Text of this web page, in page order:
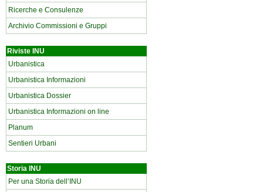
Ricerche e Consulenze
Archivio Commissioni e Gruppi
Riviste INU
Urbanistica
Urbanistica Informazioni
Urbanistica Dossier
Urbanistica Informazioni on line
Planum
Sentieri Urbani
Storia INU
Per una Storia dell’INU